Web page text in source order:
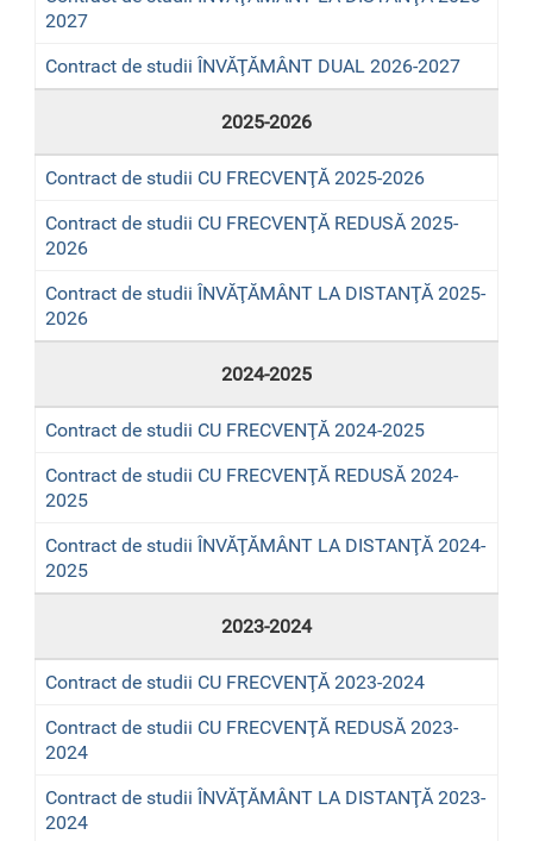
2027
Contract de studii ÎNVĂŢĂMÂNT DUAL 2026-2027
2025-2026
Contract de studii CU FRECVENŢĂ 2025-2026
Contract de studii CU FRECVENŢĂ REDUSĂ 2025-
2026
Contract de studii ÎNVĂŢĂMÂNT LA DISTANŢĂ 2025-
2026
2024-2025
Contract de studii CU FRECVENŢĂ 2024-2025
Contract de studii CU FRECVENŢĂ REDUSĂ 2024-
2025
Contract de studii ÎNVĂŢĂMÂNT LA DISTANŢĂ 2024-
2025
2023-2024
Contract de studii CU FRECVENŢĂ 2023-2024
Contract de studii CU FRECVENŢĂ REDUSĂ 2023-
2024
Contract de studii ÎNVĂŢĂMÂNT LA DISTANŢĂ 2023-
2024